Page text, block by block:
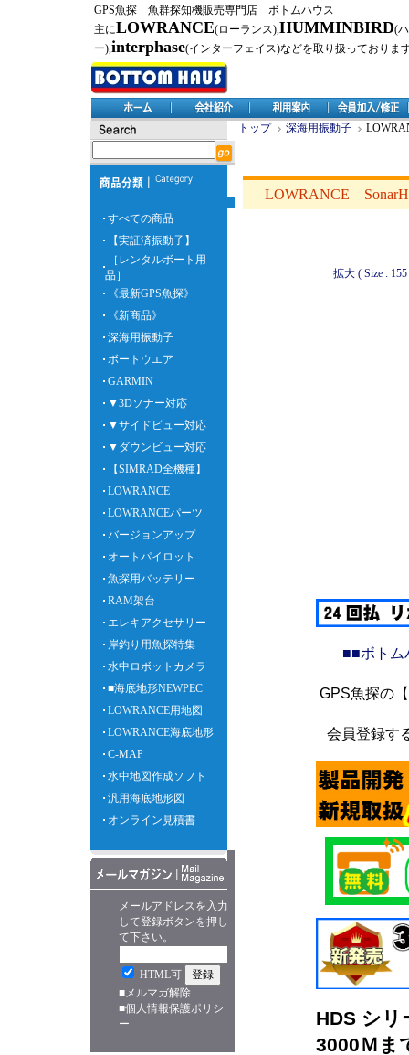
GPS魚探 魚群探知機販売専門店 ボトムハウス
主にLOWRANCE(ローランス),HUMMINBIRD(
ー),interphase(インターフェイス)などを取り扱っておりま
すべての商品
【実証済振動子】
［レンタルボート用
品］
《最新GPS魚探》
《新商品》
深海用振動子
ボートウエア
GARMIN
▼3Dソナー対応
▼サイドビュー対応
▼ダウンビュー対応
【SIMRAD全機種】
LOWRANCE
LOWRANCEパーツ
バージョンアップ
オートパイロット
魚探用バッテリー
RAM架台
エレキアクセサリー
岸釣り用魚探特集
水中ロボットカメラ
■海底地形NEWPEC
LOWRANCE用地図
LOWRANCE海底地形
C-MAP
水中地図作成ソフト
汎用海底地形図
オンライン見積書
メールアドレスを入力
して登録ボタンを押し
て下さい。
HTML可
■メルマガ解除
■個人情報保護ポリシ
ー
トップ 深海用振動子
LOWRANCE
拡大 ( Size :
■■ボト
GPS魚探の
会員登録す
HDS シリ
3000Ｍま